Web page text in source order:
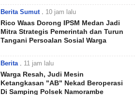
Berita Sumut 10 jam lalu
Rico Waas Dorong IPSM Medan Jadi
Mitra Strategis Pemerintah dan Turun
Tangani Persoalan Sosial Warga
Berita 11 jam lalu
Warga Resah, Judi Mesin
Ketangkasan "AB" Nekad Beroperasi
Di Samping Polsek Namorambe